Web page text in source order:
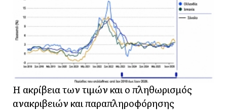
Η ακρίβεια των τιμών και ο πληθωρισμός
ανακριβειών και παραπληροφόρησης